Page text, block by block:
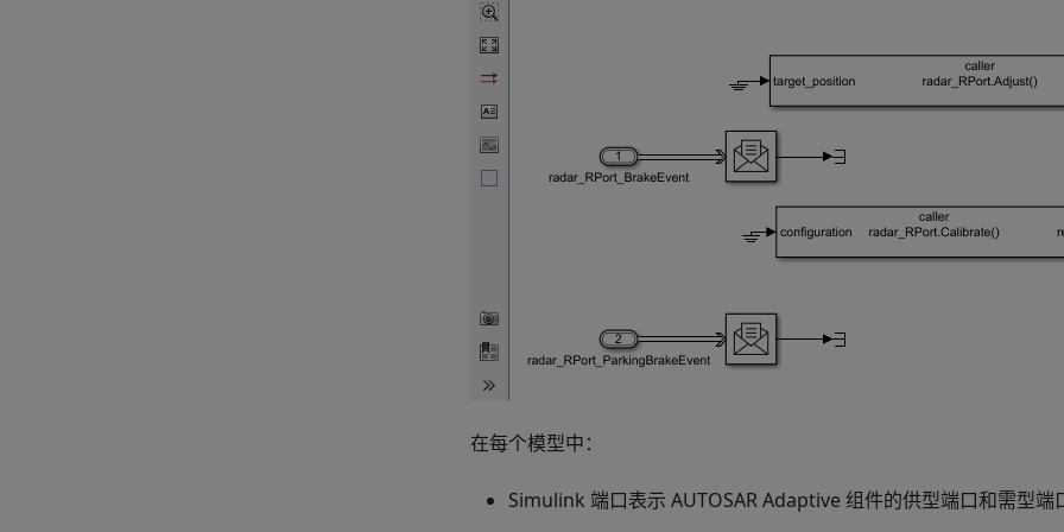
在每个模型中：
Simulink 端口表示 AUTOSAR Adaptive 组件的供型端口和需型端